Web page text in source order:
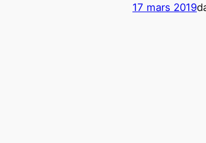
17 mars 2019